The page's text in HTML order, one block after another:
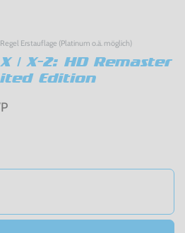
Erstauflage (Platinum o.ä. möglich)
| X-2: HD Remaster
Edition